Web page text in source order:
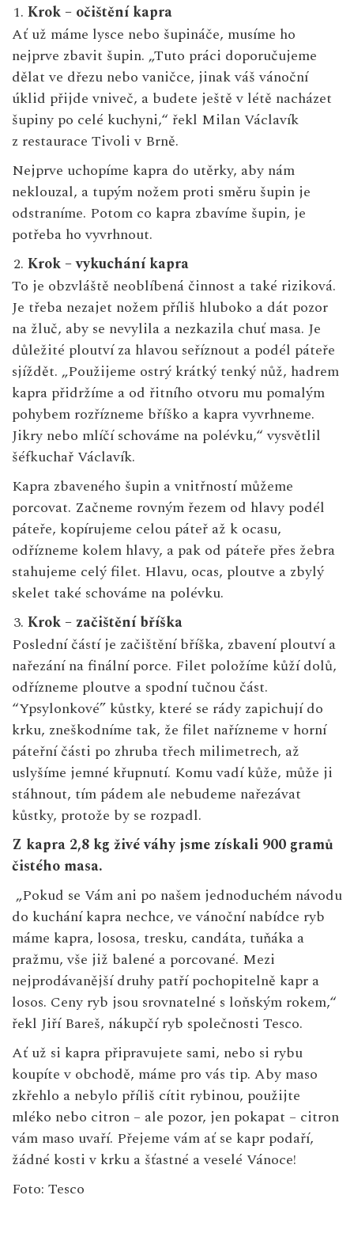
Krok – očištění kapra
Ať už máme lysce nebo šupináče, musíme ho
nejprve zbavit šupin. „Tuto práci doporučujeme
dělat ve dřezu nebo vaničce, jinak váš vánoční
úklid přijde vniveč, a budete ještě v létě nacházet
šupiny po celé kuchyni,“ řekl Milan Václavík
z restaurace Tivoli v Brně.
Nejprve uchopíme kapra do utěrky, aby nám
neklouzal, a tupým nožem proti směru šupin je
odstraníme. Potom co kapra zbavíme šupin, je
potřeba ho vyvrhnout.
Krok – vykuchání kapra
To je obzvláště neoblíbená činnost a také riziková.
Je třeba nezajet nožem příliš hluboko a dát pozor
na žluč, aby se nevylila a nezkazila chuť masa. Je
důležité ploutví za hlavou seříznout a podél páteře
sjíždět. „Použijeme ostrý krátký tenký nůž, hadrem
kapra přidržíme a od řitního otvoru mu pomalým
pohybem rozřízneme bříško a kapra vyvrhneme.
Jikry nebo mlíčí schováme na polévku,“ vysvětlil
šéfkuchař Václavík.
Kapra zbaveného šupin a vnitřností můžeme
porcovat. Začneme rovným řezem od hlavy podél
páteře, kopírujeme celou páteř až k ocasu,
odřízneme kolem hlavy, a pak od páteře přes žebra
stahujeme celý filet. Hlavu, ocas, ploutve a zbylý
skelet také schováme na polévku.
Krok – začištění bříška
Poslední částí je začištění bříška, zbavení ploutví a
nařezání na finální porce. Filet položíme kůží dolů,
odřízneme ploutve a spodní tučnou část.
“Ypsylonkové” kůstky, které se rády zapichují do
krku, zneškodníme tak, že filet nařízneme v horní
páteřní části po zhruba třech milimetrech, až
uslyšíme jemné křupnutí. Komu vadí kůže, může ji
stáhnout, tím pádem ale nebudeme nařezávat
kůstky, protože by se rozpadl.
Z kapra 2,8 kg živé váhy jsme získali 900 gramů
čistého masa.
„Pokud se Vám ani po našem jednoduchém návodu
do kuchání kapra nechce, ve vánoční nabídce ryb
máme kapra, lososa, tresku, candáta, tuňáka a
pražmu, vše již balené a porcované. Mezi
nejprodávanější druhy patří pochopitelně kapr a
losos. Ceny ryb jsou srovnatelné s loňským rokem,“
řekl Jiří Bareš, nákupčí ryb společnosti Tesco.
Ať už si kapra připravujete sami, nebo si rybu
koupíte v obchodě, máme pro vás tip. Aby maso
zkřehlo a nebylo příliš cítit rybinou, použijte
mléko nebo citron – ale pozor, jen pokapat – citron
vám maso uvaří. Přejeme vám ať se kapr podaří,
žádné kosti v krku a šťastné a veselé Vánoce!
Foto: Tesco